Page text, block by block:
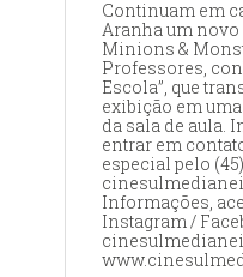
Continuam em
Aranha um novo
Minions &
Professores,
Escola”, que
exibição em
da sala de aula.
entrar em
especial pelo (45)
Informações,
Instagram /